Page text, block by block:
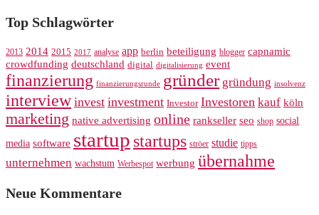
Top Schlagwörter
2013 2014 2015 2017 analyse app berlin beteiligung blogger capnamic
crowdfunding deutschland digital digitalisierung event
finanzierung finanzierungsrunde gründer gründung insolvenz
interview invest investment Investor Investoren kauf köln
marketing native advertising online rankseller seo shop social
media software startup startups ströer studie tipps
unternehmen wachstum Werbespot werbung übernahme
Neue Kommentare